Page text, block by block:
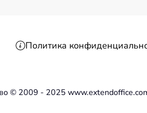
Политика
© 2009 - 2025